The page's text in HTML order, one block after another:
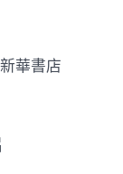
華書店